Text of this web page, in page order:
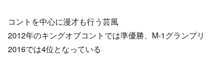
コントを中心に漫才も行う芸風
2012年のキングオブコントでは準優勝、M-1グランプリ
2016では4位となっている